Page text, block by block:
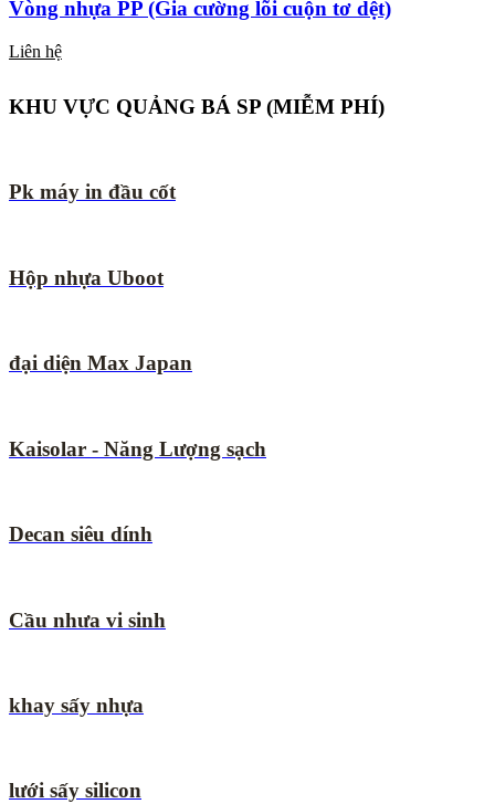
Vòng nhựa PP (Gia cường lõi cuộn tơ dệt)
Liên hệ
KHU VỰC QUẢNG BÁ SP (MIỄM PHÍ)
Pk máy in đầu cốt
Hộp nhựa Uboot
đại diện Max Japan
Kaisolar - Năng Lượng sạch
Decan siêu dính
Cầu nhưa vi sinh
khay sấy nhựa
lưới sấy silicon